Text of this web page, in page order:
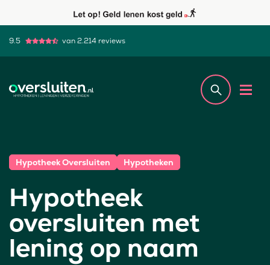
9.5 van 2.214 reviews
Hypotheek Oversluiten Hypotheken
Hypotheek
oversluiten met
lening op naam